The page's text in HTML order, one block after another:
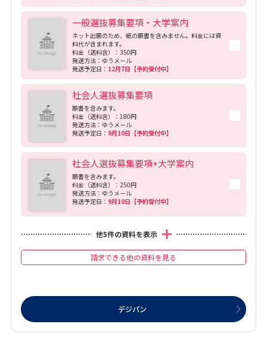
一般選抜募集要項・大学案内
ネット出願のため、紙の願書を含みません。料金には資
料代が含まれます。
料金（送料含）：350円
発送方法：ゆうメール
発送予定日： 12月7日【予約受付中】
社会人選抜募集要項
願書を含みます。
料金（送料含）：180円
発送方法：ゆうメール
発送予定日： 9月10日【予約受付中】
社会人選抜募集要項+大学案内
願書を含みます。
料金（送料含）：250円
発送方法：ゆうメール
発送予定日： 9月10日【予約受付中】
他5件の資料を表示
請求できる他の資料を見る
デジパン